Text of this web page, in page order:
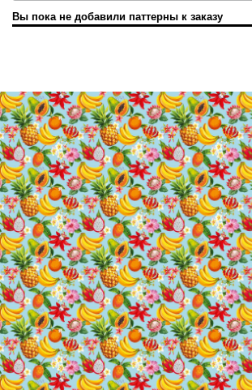
Вы пока не добавили паттерны к заказу